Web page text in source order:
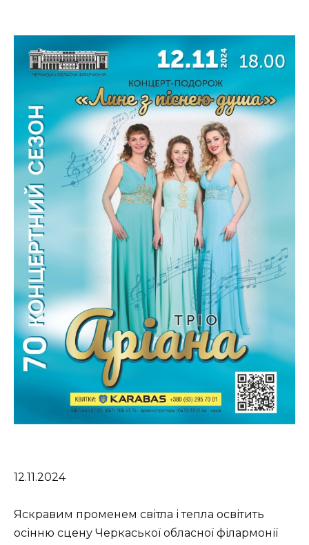
12.11.2024
Яскравим променем світла і тепла освітить
осінню сцену Черкаської обласної філармонії